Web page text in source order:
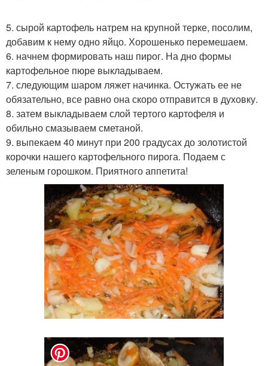
5. сырой картофель натрем на крупной терке, посолим,
добавим к нему одно яйцо. Хорошенько перемешаем.
6. начнем формировать наш пирог. На дно формы
картофельное пюре выкладываем.
7. следующим шаром ляжет начинка. Остужать ее не
обязательно, все равно она скоро отправится в духовку.
8. затем выкладываем слой тертого картофеля и
обильно смазываем сметаной.
9. выпекаем 40 минут при 200 градусах до золотистой
корочки нашего картофельного пирога. Подаем с
зеленым горошком. Приятного аппетита!